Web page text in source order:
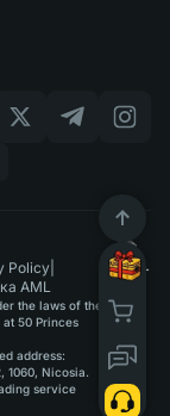
Policy|
AML
the laws of the
50 Princes
address:
1060, Nicosia.
service